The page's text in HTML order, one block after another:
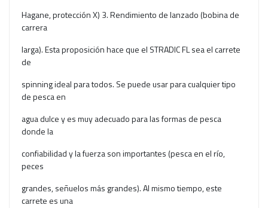
Hagane, protección X) 3. Rendimiento de lanzado (bobina de
carrera
larga). Esta proposición hace que el STRADIC FL sea el carrete
de
spinning ideal para todos. Se puede usar para cualquier tipo
de pesca en
agua dulce y es muy adecuado para las formas de pesca
donde la
confiabilidad y la fuerza son importantes (pesca en el río,
peces
grandes, señuelos más grandes). Al mismo tiempo, este
carrete es una